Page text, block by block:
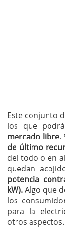
Este conjunto
los que
mercado libre.
de último
del todo o en
quedan
potencia
kW).Algo que
los
para la
otros aspectos.